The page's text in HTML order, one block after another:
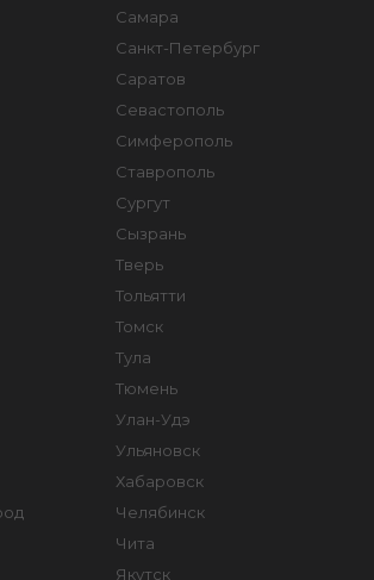
Самара
Санкт-Петербург
Саратов
Севастополь
Симферополь
Ставрополь
Сургут
Сызрань
Тверь
Тольятти
Томск
Тула
Тюмень
Улан-Удэ
Ульяновск
Хабаровск
Челябинск
Чита
Якутск